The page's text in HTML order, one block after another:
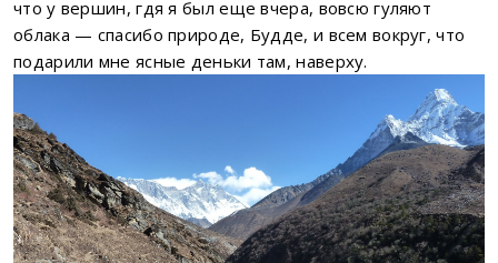
что у вершин, гдя я был еще вчера, вовсю гуляют
облака — спасибо природе, Будде, и всем вокруг, что
подарили мне ясные деньки там, наверху.